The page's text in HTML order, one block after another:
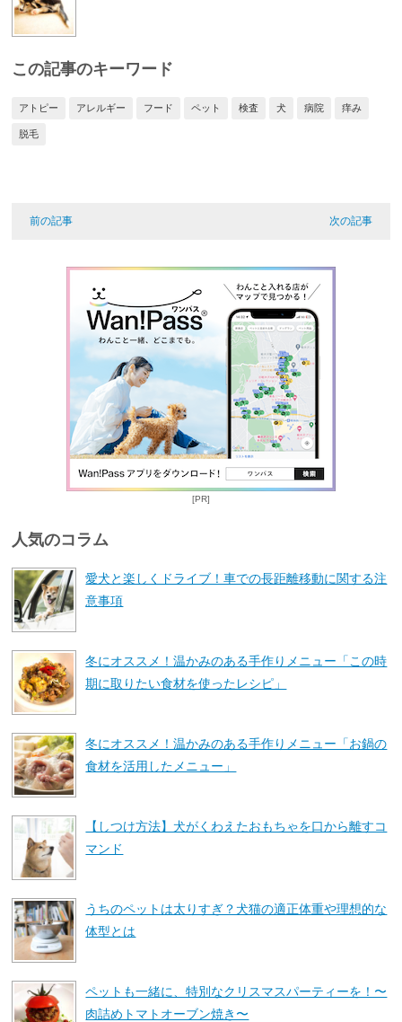
この記事のキーワード
アトピー アレルギー フード ペット 検査 犬 病院 痒み
脱毛
前の記事 次の記事
[PR]
人気のコラム
愛犬と楽しくドライブ！車での長距離移動に関する注
意事項
冬にオススメ！温かみのある手作りメニュー「この時
期に取りたい食材を使ったレシピ」
冬にオススメ！温かみのある手作りメニュー「お鍋の
食材を活用したメニュー」
【しつけ方法】犬がくわえたおもちゃを口から離すコ
マンド
うちのペットは太りすぎ？犬猫の適正体重や理想的な
体型とは
ペットも一緒に、特別なクリスマスパーティーを！〜
肉詰めトマトオーブン焼き〜